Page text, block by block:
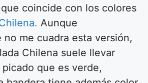
coincide con los colores
Aunque
no me cuadra esta versión,
Chilena suele llevar
que es verde,